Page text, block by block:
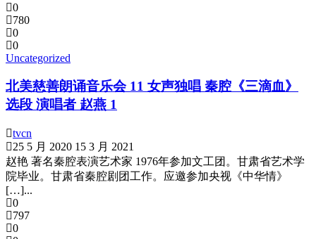
0
780
0
0
Uncategorized
北美慈善朗诵音乐会 11 女声独唱 秦腔《三滴血》
选段 演唱者 赵燕 1
tvcn
25 5 月 2020 15 3 月 2021
赵艳 著名秦腔表演艺术家 1976年参加文工团。甘肃省艺术学
院毕业。甘肃省秦腔剧团工作。应邀参加央视《中华情》
[…]...
0
797
0